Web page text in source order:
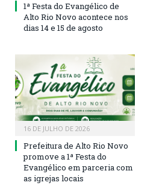
1ª Festa do Evangélico de
Alto Rio Novo acontece nos
dias 14 e 15 de agosto
16 DE JULHO DE 2026
Prefeitura de Alto Rio Novo
promove a 1ª Festa do
Evangélico em parceria com
as igrejas locais